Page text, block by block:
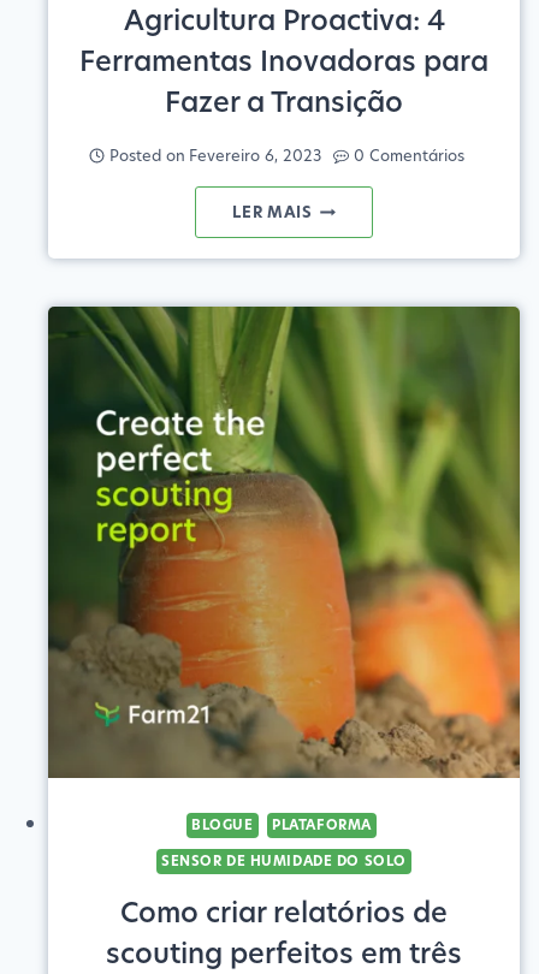
Agricultura Proactiva: 4
Ferramentas Inovadoras para
Fazer a Transição
Posted on Fevereiro 6, 2023 0 Comentários
LER MAIS AGRICULTURA
PROACTIVA:
FERRAMENTAS
A
TRANSIÇÃO
BLOGUE
PLATAFORMA
SENSOR DE HUMIDADE DO SOLO
Como criar relatórios de
scouting perfeitos em três